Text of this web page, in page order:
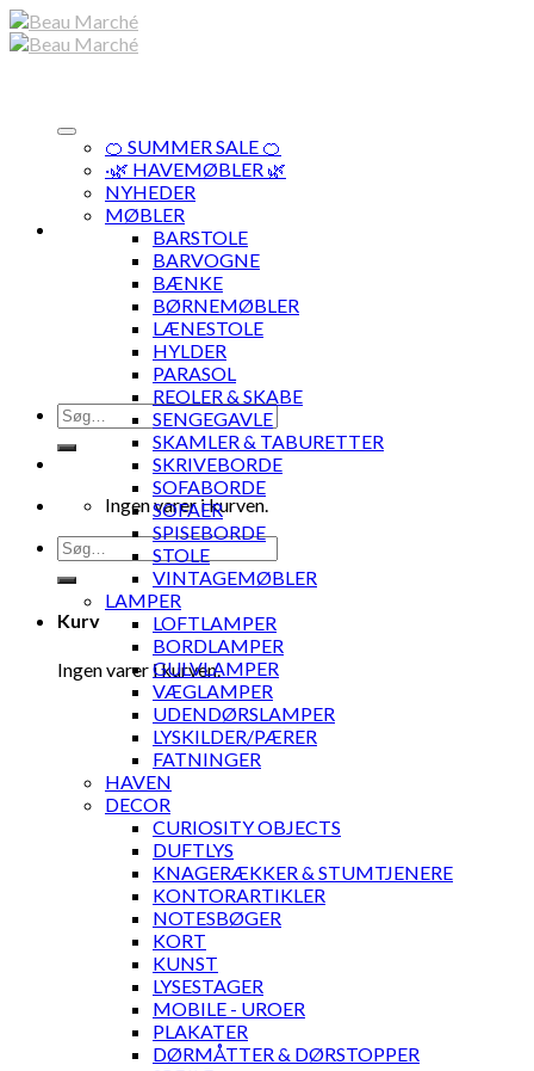
Skip
to
Søg
efter:
Ingen varer i kurven.
Søg
efter:
Kurv
Ingen varer i kurven.
🍊 SUMMER SALE 🍊
·🌿 HAVEMØBLER 🌿
NYHEDER
MØBLER
BARSTOLE
BARVOGNE
BÆNKE
BØRNEMØBLER
LÆNESTOLE
HYLDER
PARASOL
REOLER & SKABE
SENGEGAVLE
SKAMLER & TABURETTER
SKRIVEBORDE
SOFABORDE
SOFAER
SPISEBORDE
STOLE
VINTAGEMØBLER
LAMPER
LOFTLAMPER
BORDLAMPER
GULVLAMPER
VÆGLAMPER
UDENDØRSLAMPER
LYSKILDER/PÆRER
FATNINGER
HAVEN
DECOR
CURIOSITY OBJECTS
DUFTLYS
KNAGERÆKKER & STUMTJENERE
KONTORARTIKLER
NOTESBØGER
KORT
KUNST
LYSESTAGER
MOBILE - UROER
PLAKATER
DØRMÅTTER & DØRSTOPPER